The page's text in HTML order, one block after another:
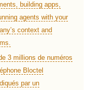
building apps,
agents with your
context and
3 millions de numéros
Bloctel
par un